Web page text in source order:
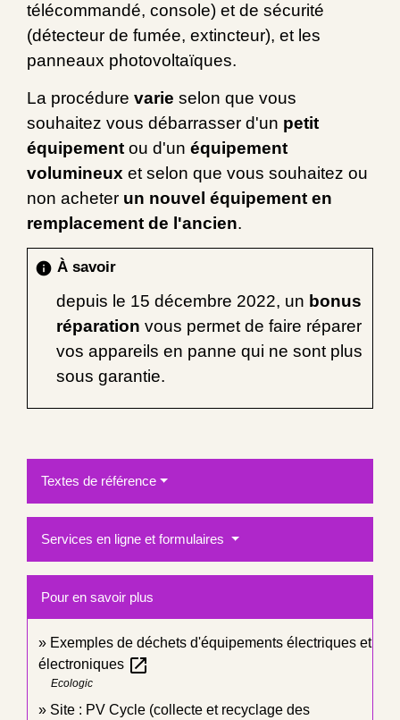
télécommandé, console) et de sécurité
(détecteur de fumée, extincteur), et les
panneaux photovoltaïques.
La procédure varie selon que vous
souhaitez vous débarrasser d'un petit
équipement ou d'un équipement
volumineux et selon que vous souhaitez ou
non acheter un nouvel équipement en
remplacement de l'ancien.
info À savoir
depuis le 15 décembre 2022, un bonus
réparation vous permet de faire réparer
vos appareils en panne qui ne sont plus
sous garantie.
Textes de référence
Services en ligne et formulaires
Pour en savoir plus
Exemples de déchets d'équipements électriques et
électroniques open_in_new
Ecologic
Site : PV Cycle (collecte et recyclage des